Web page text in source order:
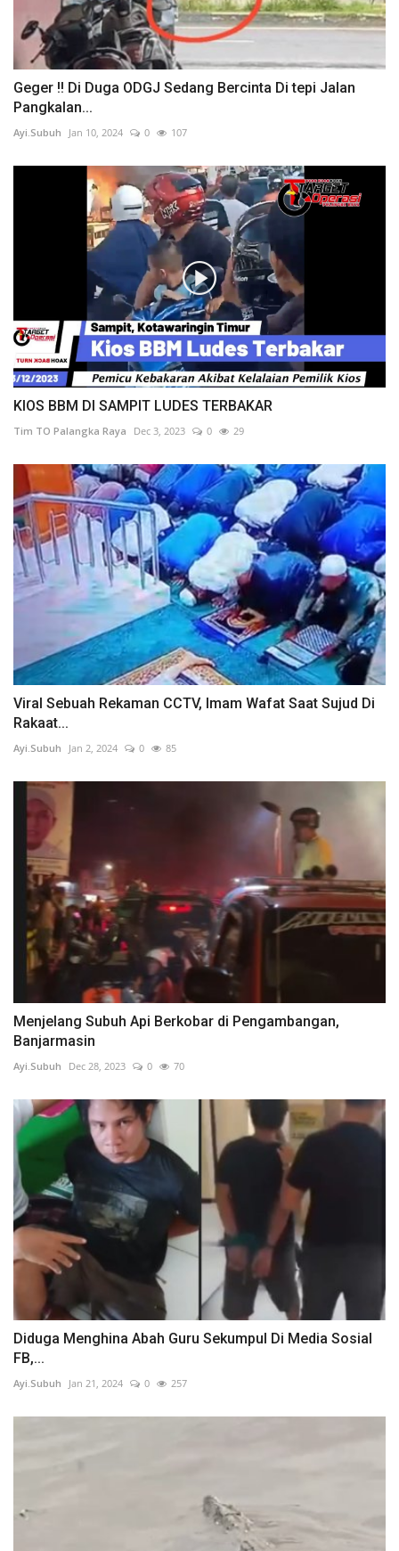
Geger !! Di Duga ODGJ Sedang Bercinta Di tepi Jalan
Pangkalan...
Ayi.Subuh Jan 10, 2024 0 107
KIOS BBM DI SAMPIT LUDES TERBAKAR
Tim TO Palangka Raya Dec 3, 2023 0 29
Viral Sebuah Rekaman CCTV, Imam Wafat Saat Sujud Di
Rakaat...
Ayi.Subuh Jan 2, 2024 0 85
Menjelang Subuh Api Berkobar di Pengambangan,
Banjarmasin
Ayi.Subuh Dec 28, 2023 0 70
Diduga Menghina Abah Guru Sekumpul Di Media Sosial
FB,...
Ayi.Subuh Jan 21, 2024 0 257